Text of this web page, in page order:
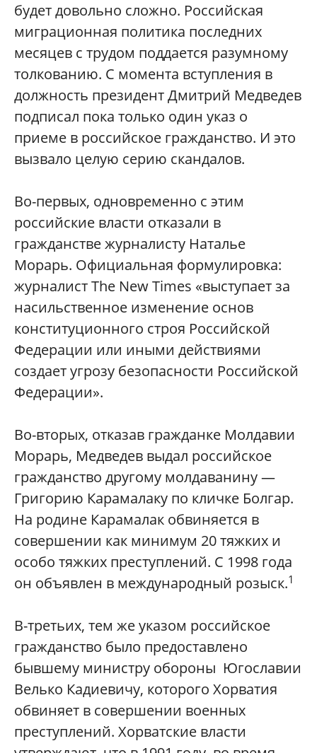
будет довольно сложно. Российская
миграционная политика последних
месяцев с трудом поддается разумному
толкованию. С момента вступления в
должность президент Дмитрий Медведев
подписал пока только один указ о
приеме в российское гражданство. И это
вызвало целую серию скандалов.
Во-первых, одновременно с этим
российские власти отказали в
гражданстве журналисту Наталье
Морарь. Официальная формулировка:
журналист The New Times «выступает за
насильственное изменение основ
конституционного строя Российской
Федерации или иными действиями
создает угрозу безопасности Российской
Федерации».
Во-вторых, отказав гражданке Молдавии
Морарь, Медведев выдал российское
гражданство другому молдаванину —
Григорию Карамалаку по кличке Болгар.
На родине Карамалак обвиняется в
совершении как минимум 20 тяжких и
особо тяжких преступлений. С 1998 года
он объявлен в международный розыск.1
В-третьих, тем же указом российское
гражданство было предоставлено
бывшему министру обороны Югославии
Велько Кадиевичу, которого Хорватия
обвиняет в совершении военных
преступлений. Хорватские власти